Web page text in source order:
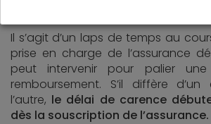
Le délai de carence
Il s’agit d’un laps de temps au
prise en charge de l’assurance
peut intervenir pour palier
remboursement. S’il diffère
l’autre, le délai de carence
dès la souscription de l’assurance.